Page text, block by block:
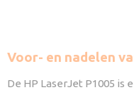
Voor- en nadelen
De HP LaserJet P1005